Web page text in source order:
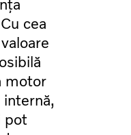
cea
motor
internă,
pot